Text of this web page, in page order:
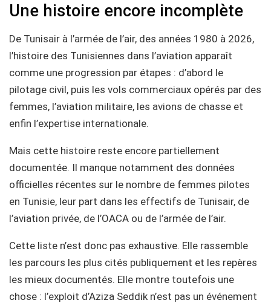
Une histoire encore incomplète
De Tunisair à l’armée de l’air, des années 1980 à 2026,
l’histoire des Tunisiennes dans l’aviation apparaît
comme une progression par étapes : d’abord le
pilotage civil, puis les vols commerciaux opérés par des
femmes, l’aviation militaire, les avions de chasse et
enfin l’expertise internationale.
Mais cette histoire reste encore partiellement
documentée. Il manque notamment des données
officielles récentes sur le nombre de femmes pilotes
en Tunisie, leur part dans les effectifs de Tunisair, de
l’aviation privée, de l’OACA ou de l’armée de l’air.
Cette liste n’est donc pas exhaustive. Elle rassemble
les parcours les plus cités publiquement et les repères
les mieux documentés. Elle montre toutefois une
chose : l’exploit d’Aziza Seddik n’est pas un événement